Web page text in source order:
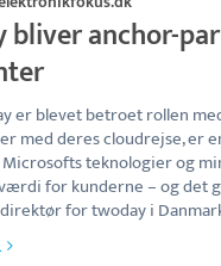
bliver anchor-
er blevet betroet rollen
med deres cloudrejse, er
teknologier og
for kunderne – og det
for twoday i